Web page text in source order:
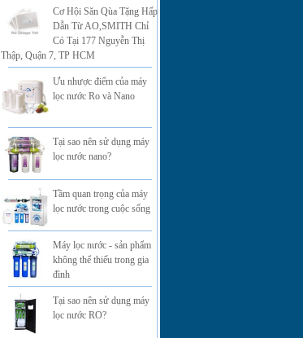
Cơ Hội Săn Qùa Tặng Hấp
Dẫn Từ AO,SMITH Chỉ
Có Tại 177 Nguyễn Thị
Thập, Quận 7, TP HCM
Ưu nhược điểm của máy
lọc nước Ro và Nano
Tại sao nên sử dụng máy
lọc nước nano?
Tầm quan trọng của máy
lọc nước trong cuộc sống
Máy lọc nước - sản phẩm
không thể thiếu trong gia
đình
Tại sao nên sử dụng máy
lọc nước RO?